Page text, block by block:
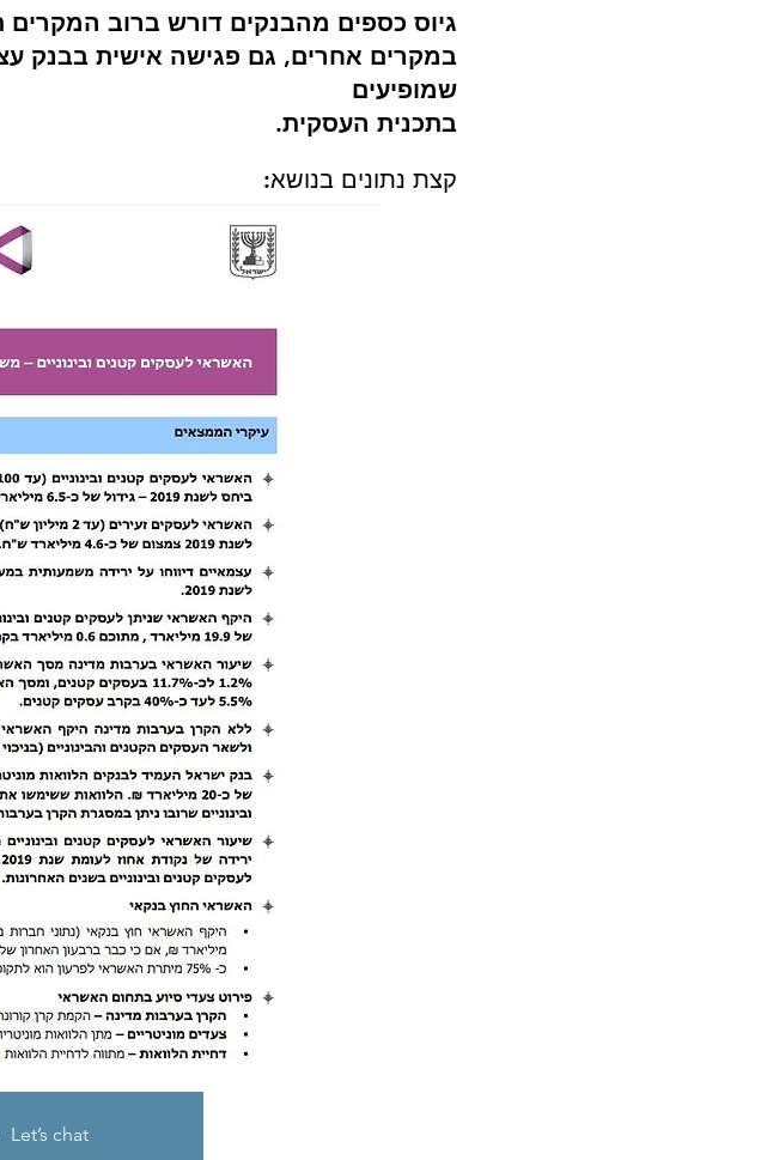
גיוס כספים מהבנקים דורש ברוב
במקרים אחרים, גם פגישה אישית בבנק
שמופיעים
בתכנית העסקית.
קצת נתונים בנושא:
Let’s chat